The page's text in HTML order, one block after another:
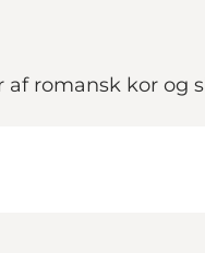
af romansk kor og